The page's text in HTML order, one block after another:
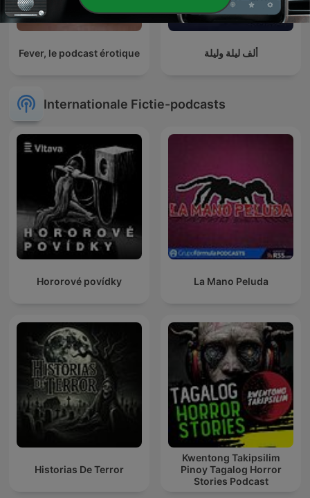
Fever, le podcast érotique ألف ليلة وليلة
Internationale Fictie-podcasts
Hororové povídky La Mano Peluda
Historias De Terror
Kwentong Takipsilim
Pinoy Tagalog Horror
Stories Podcast